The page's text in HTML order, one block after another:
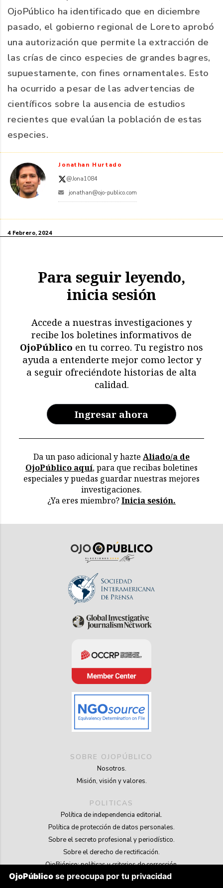
OjoPúblico ha identificado que en diciembre
pasado, el gobierno regional de Loreto aprobó
una autorización que permite la extracción de
las crías de cinco especies de grandes bagres,
supuestamente, con fines ornamentales. Esto
ha ocurrido a pesar de las advertencias de
científicos sobre la ausencia de estudios
recientes que evalúan la población de estas
especies.
Jonathan Hurtado
@Jona1084
jonathan@ojo-publico.com
4 Febrero, 2024
Para seguir leyendo,
inicia sesión
Accede a nuestras investigaciones y
recibe los boletines informativos de
OjoPúblico en tu correo. Tu registro nos
ayuda a entenderte mejor como lector y
a seguir ofreciéndote historias de alta
calidad.
Ingresar ahora
Da un paso adicional y hazte Aliado/a de
OjoPúblico aquí, para que recibas boletines
especiales y puedas guardar nuestras mejores
investigaciones.
¿Ya eres miembro?Inicia sesión.
SOBRE OJOPÚBLICO
Nosotros.
Misión, visión y valores.
POLITICAS
Política de independencia editorial.
Política de protección de datos personales.
Sobre el secreto profesional y periodístico.
Sobre el derecho de rectificación.
OjoBiónico: políticas y criterios de corrección.
Sobre libertad de información frente a pedidos de retiro de contenidos.
OjoPúblico se preocupa por tu privacidad